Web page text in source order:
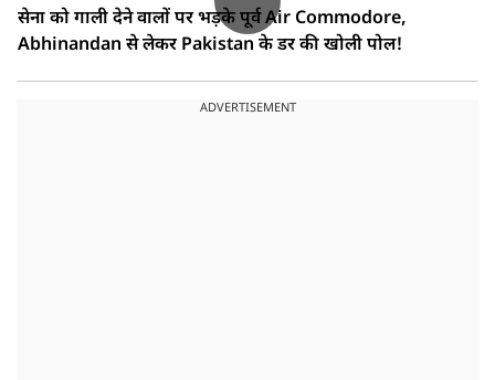
सेना को गाली देने वालों पर भड़के पूर्व Air Commodore,
Abhinandan से लेकर Pakistan के डर की खोली पोल!
ADVERTISEMENT